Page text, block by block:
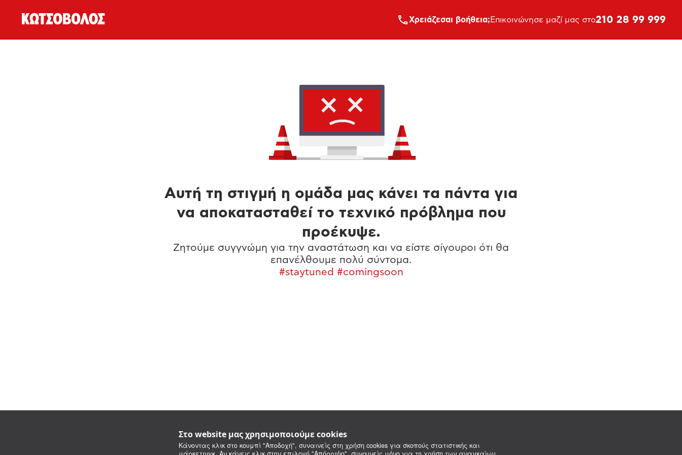
Στο website μας χρησιμοποιούμε cookies
Κάνοντας κλικ στο κουμπί "Αποδοχή", συναινείς στη χρήση cookies για σκοπούς στατιστικής και
Xρειάζεσαι βοήθεια; Επικοινώνησε μαζί μας στο210 28 99 999
Αυτή τη στιγμή η ομάδα μας κάνει τα πάντα για
να αποκατασταθεί το τεχνικό πρόβλημα που
προέκυψε.
Ζητούμε συγγνώμη για την αναστάτωση και να είστε σίγουροι ότι θα
επανέλθουμε πολύ σύντομα.
#staytuned #comingsoon